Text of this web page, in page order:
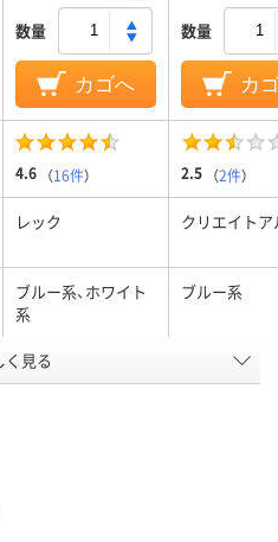
数量
カゴへ
数量
カ
4.6 （16件） 2.5 （2件）
レック クリエイト
ブルー系、ホワイト
系
ブルー系
20
く見る